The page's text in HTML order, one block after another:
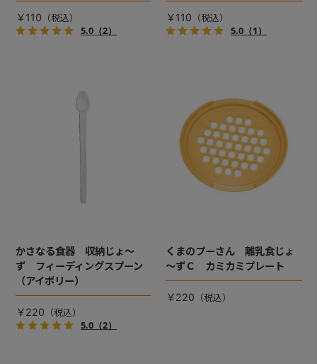
￥110
5.0（2）
￥110
5.0（1）
かさなる食器 収納じょ～
ず フィーディングスプーン
（アイボリー）
￥220
5.0（2）
くまのプーさん 離乳食じょ
～ずＣ カミカミプレート
￥220